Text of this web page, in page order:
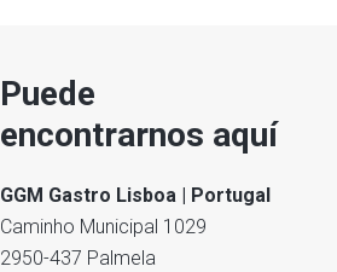
Puede
encontrarnos aquí
GGM Gastro Lisboa | Portugal
Caminho Municipal 1029
2950-437 Palmela